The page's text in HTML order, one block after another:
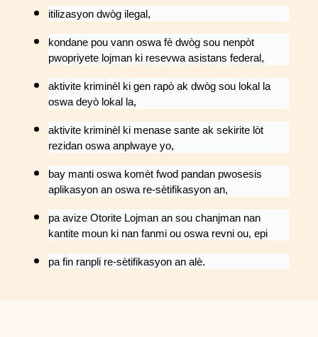
itilizasyon dwòg ilegal,
kondane pou vann oswa fè dwòg sou nenpòt
pwopriyete lojman ki resevwa asistans federal,
aktivite kriminèl ki gen rapò ak dwòg sou lokal la
oswa deyò lokal la,
aktivite kriminèl ki menase sante ak sekirite lòt
rezidan oswa anplwaye yo,
bay manti oswa komèt fwod pandan pwosesis
aplikasyon an oswa re-sètifikasyon an,
pa avize Otorite Lojman an sou chanjman nan
kantite moun ki nan fanmi ou oswa revni ou, epi
pa fin ranpli re-sètifikasyon an alè.